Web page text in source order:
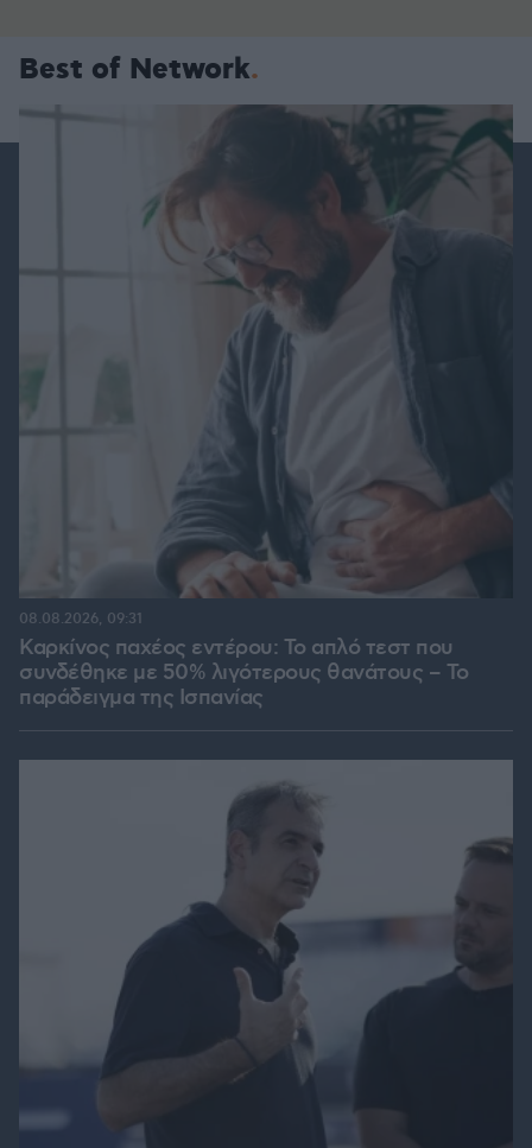
Best of Network
Καρκίνος παχέος εντέρου: Το απλό τεστ που
συνδέθηκε με 50% λιγότερους θανάτους – Το
παράδειγμα της Ισπανίας
08.08.2026, 09:31